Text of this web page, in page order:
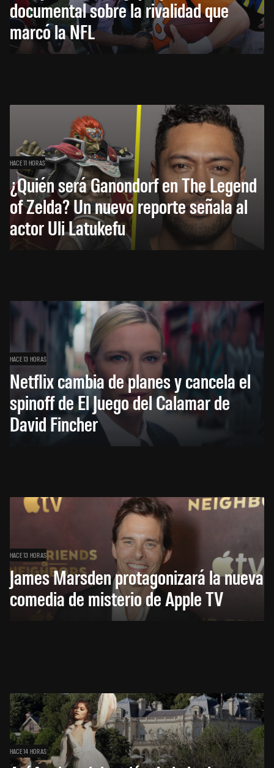
documental sobre la rivalidad que
marcó la NFL
HACE 11 HORAS
¿Quién será Ganondorf en The Legend
of Zelda? Un nuevo reporte señala al
actor Uli Latukefu
HACE 13 HORAS
Netflix cambia de planes y cancela el
spinoff de El Juego del Calamar de
David Fincher
HACE 13 HORAS
James Marsden protagonizará la nueva
comedia de misterio de Apple TV
HACE 14 HORAS